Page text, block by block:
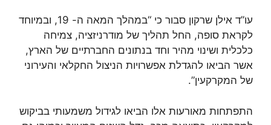
עו”ד אילן שרקון סבור כי “במהלך המאה ה- 19, ובמיוחד
לקראת סופה, החל תהליך של מודרניזציה, צמיחה
כלכלית ושינוי מהיר וחד בנתונים החברתיים של הארץ,
אשר הביאו להגדלת אפשרויות הניצול החקלאי והעירוני
של המקרקעין”.
התפתחות מאורעות אלו הביאו לגידול משמעותי בביקוש